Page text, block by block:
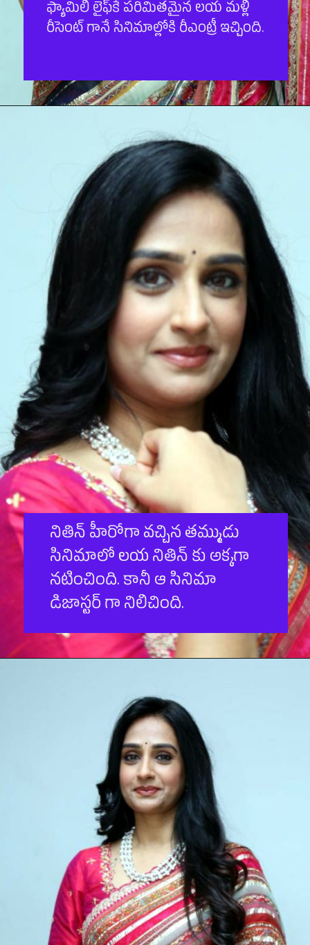
ఫ్యామిలీ లైఫ్‌కే ప‌రిమిత‌మైన ల‌య మ‌ళ్లీ
రీసెంట్ గానే సినిమాల్లోకి రీఎంట్రీ ఇచ్చింది.
నితిన్ హీరోగా వ‌చ్చిన త‌మ్ముడు
సినిమాలో ల‌య నితిన్ కు అక్క‌గా
న‌టించింది. కానీ ఆ సినిమా